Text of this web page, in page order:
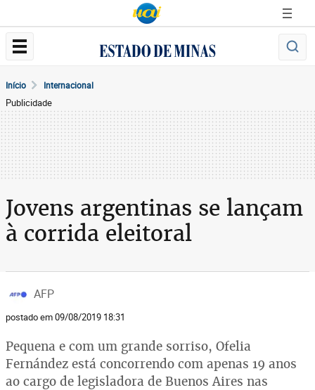
Início Internacional
Publicidade
Jovens argentinas se lançam
à corrida eleitoral
AFP
postado em 09/08/2019 18:31
Pequena e com um grande sorriso, Ofelia
Fernández está concorrendo com apenas 19 anos
ao cargo de legisladora de Buenos Aires nas